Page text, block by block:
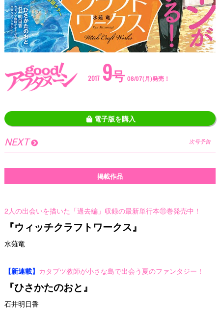
2017 9号 08/07(月)発売！
電子版を購入
NEXT 次号予告
掲載作品
2人の出会いを描いた「過去編」収録の最新単行本⑪巻発売中！
『ウィッチクラフトワークス』
水薙竜
【新連載】 カタブツ教師が小さな島で出会う夏のファンタジー！
『ひさかたのおと』
石井明日香